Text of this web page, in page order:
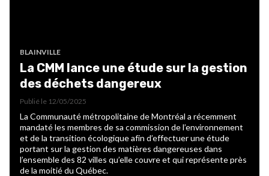
BLAINVILLE
La CMM lance une étude sur la gestion
des déchets dangereux
Publié le 12/05/2025
La Communauté métropolitaine de Montréal a récemment
mandaté les membres de sa commission de l’environnement
et de la transition écologique afin d’effectuer une étude
portant sur la gestion des matières dangereuses dans
l’ensemble des 82 villes qu’elle couvre et qui représente près
de la moitié du Québec.